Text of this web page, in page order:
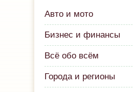
Авто и мото
Бизнес и финансы
Всё обо всём
Города и регионы